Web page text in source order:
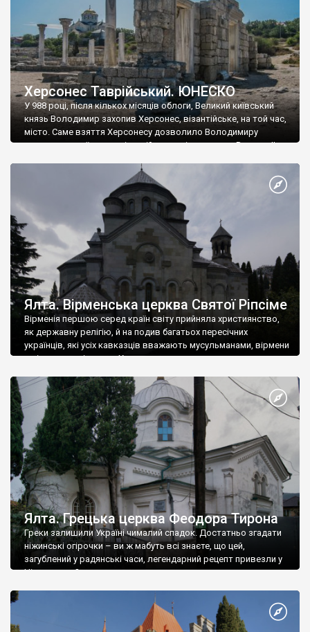
Херсонес Таврійський. ЮНЕСКО
У 988 році, після кількох місяців облоги, Великий київський
князь Володимир захопив Херсонес, візантійське, на той час,
місто. Саме взяття Херсонесу дозволило Володимиру
диктувати свої умови візантійському імператору Василю ІІ, та
Херсонесі Володимир-язичник, став Василем-християнином.
А потім було Хрещення Русі. На честь Херсонесу Таврійського
Ялта. Вірменська церква Святої Ріпсіме
Вірменія першою серед країн світу прийняла християнство,
як державну релігію, й на подив багатьох пересічних
українців, які усіх кавказців вважають мусульманами, вірмени
є відданими вірянами Христа
Ялта. Грецька церква Феодора Тирона
Греки залишили Україні чималий спадок. Достатньо згадати
ніжинські огірочки – ви ж мабуть всі знаєте, що цей,
загублений у радянські часи, легендарний рецепт привезли у
Ніжин греки?